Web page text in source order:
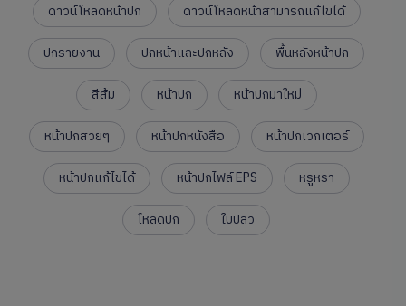
ดาวน์โหลดหน้าปก
ดาวน์โหลดหน้าสามารถแก้ไขได้
ปกรายงาน
ปกหน้าและปกหลัง
พื้นหลังหน้าปก
สีส้ม
หน้าปก
หน้าปกมาใหม่
หน้าปกสวยๆ
หน้าปกหนังสือ
หน้าปกเวกเตอร์
หน้าปกแก้ไขได้
หน้าปกไฟล์ EPS
หรูหรา
โหลดปก
ใบปลิว